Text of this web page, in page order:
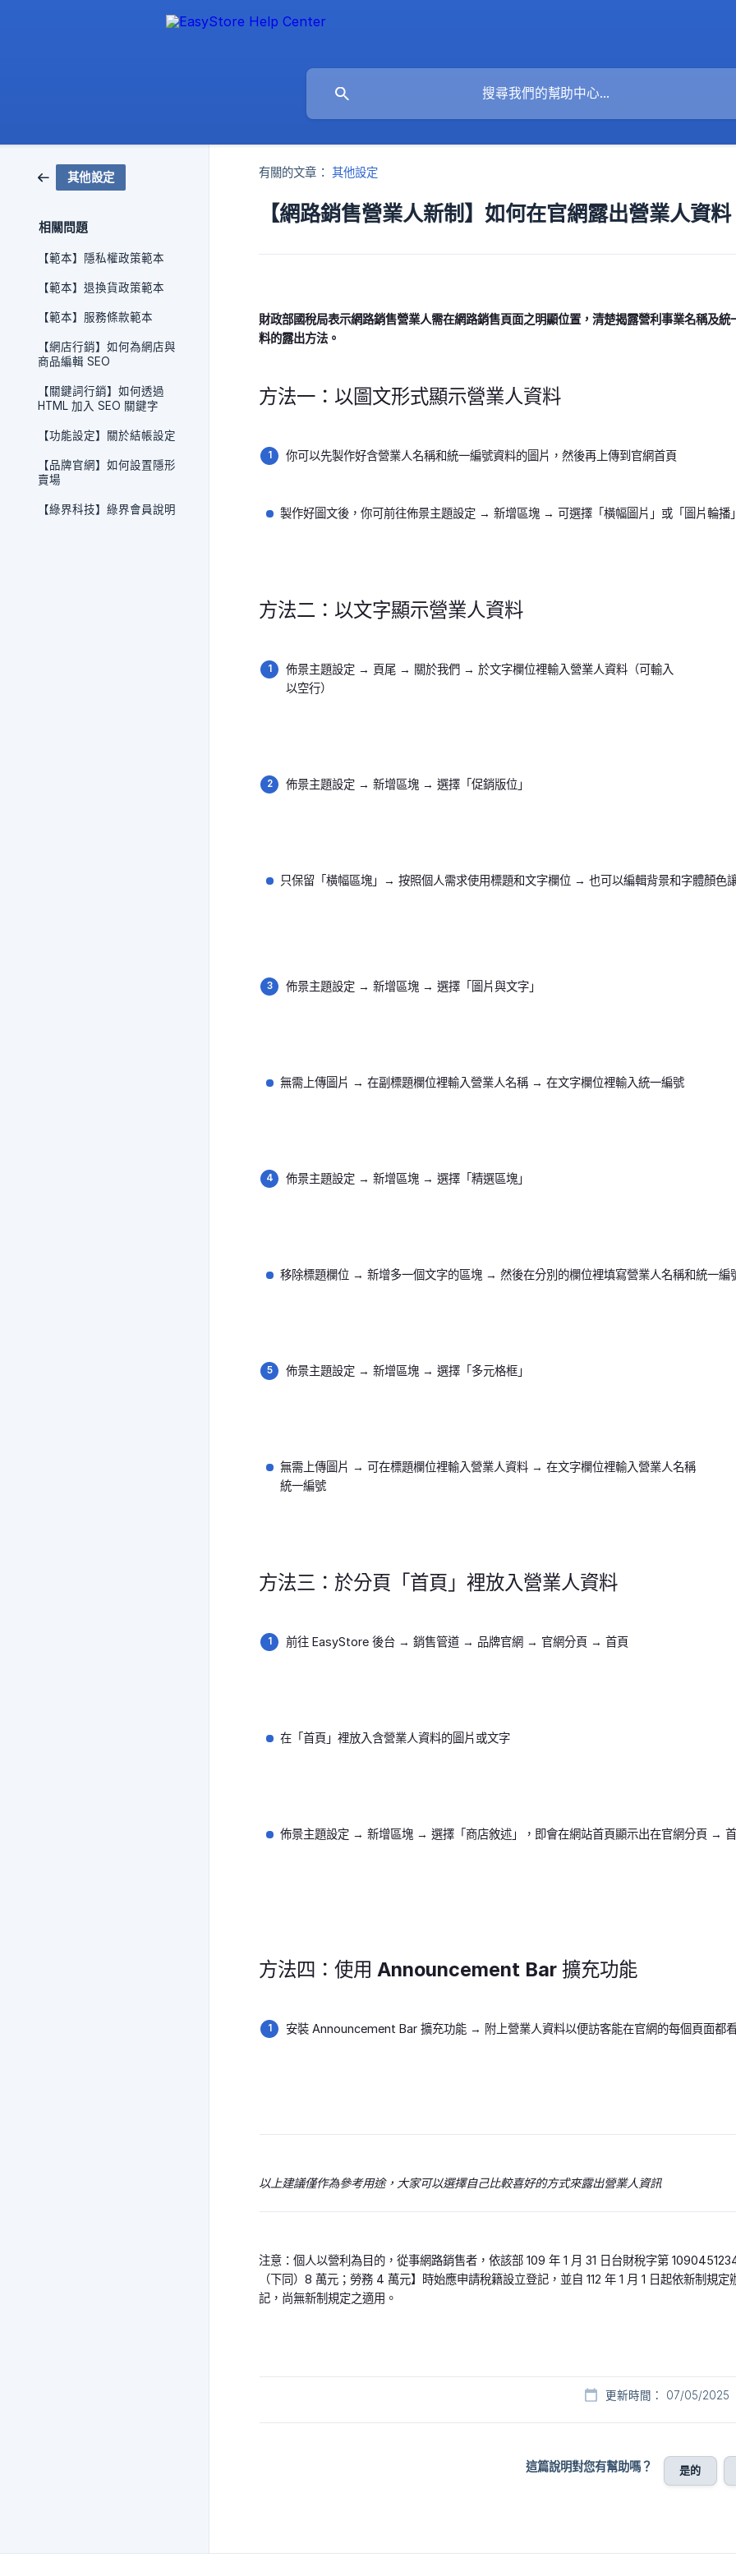
其他設定
相關問題
【範本】隱私權政策範本
【範本】退換貨政策範本
【範本】服務條款範本
【網店行銷】如何為網店與
商品編輯 SEO
【關鍵詞行銷】如何透過
HTML 加入 SEO 關鍵字
【功能設定】關於結帳設定
【品牌官網】如何設置隱形
賣場
【綠界科技】綠界會員說明
有關的文章： 其他設定
【網路銷售營業人新制】如何在官網露出營業人資料
財政部國稅局表示網路銷售營業人需在網路銷售頁面之明顯位置，清楚揭露營利事業名稱及
料的露出方法。
方法一：以圖文形式顯示營業人資料
你可以先製作好含營業人名稱和統一編號資料的圖片，然後再上傳到官網首頁
製作好圖文後，你可前往佈景主題設定 → 新增區塊 → 可選擇「橫幅圖片」或「圖片輪播
方法二：以文字顯示營業人資料
佈景主題設定 → 頁尾 → 關於我們 → 於文字欄位裡輸入營業人資料（可輸入
以空行）
佈景主題設定 → 新增區塊 → 選擇「促銷版位」
只保留「橫幅區塊」→ 按照個人需求使用標題和文字欄位 → 也可以編輯背景和字體顏色
佈景主題設定 → 新增區塊 → 選擇「圖片與文字」
無需上傳圖片 → 在副標題欄位裡輸入營業人名稱 → 在文字欄位裡輸入統一編號
佈景主題設定 → 新增區塊 → 選擇「精選區塊」
移除標題欄位 → 新增多一個文字的區塊 → 然後在分別的欄位裡填寫營業人名稱和統一編
佈景主題設定 → 新增區塊 → 選擇「多元格框」
無需上傳圖片 → 可在標題欄位裡輸入營業人資料 → 在文字欄位裡輸入營業人名稱
統一編號
方法三：於分頁「首頁」裡放入營業人資料
前往 EasyStore 後台 → 銷售管道 → 品牌官網 → 官網分頁 → 首頁
在「首頁」裡放入含營業人資料的圖片或文字
佈景主題設定 → 新增區塊 → 選擇「商店敘述」，即會在網站首頁顯示出在官網分頁 →
方法四：使用 Announcement Bar 擴充功能
安裝 Announcement Bar 擴充功能 → 附上營業人資料以便訪客能在官網的每個頁面都
以上建議僅作為參考用途，大家可以選擇自己比較喜好的方式來露出營業人資訊
注意：個人以營利為目的，從事網路銷售者，依該部 109 年 1 月 31 日台財稅字第
（下同）8 萬元；勞務 4 萬元】時始應申請稅籍設立登記，並自 112 年 1 月 1 日起依新制規
記，尚無新制規定之適用。
更新時間： 07/05/2025
這篇說明對您有幫助嗎？ 是的